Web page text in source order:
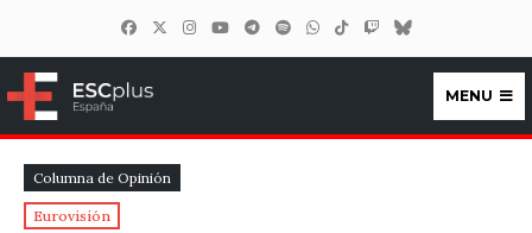
ESCplus España
MENU
Columna de Opinión
Eurovisión